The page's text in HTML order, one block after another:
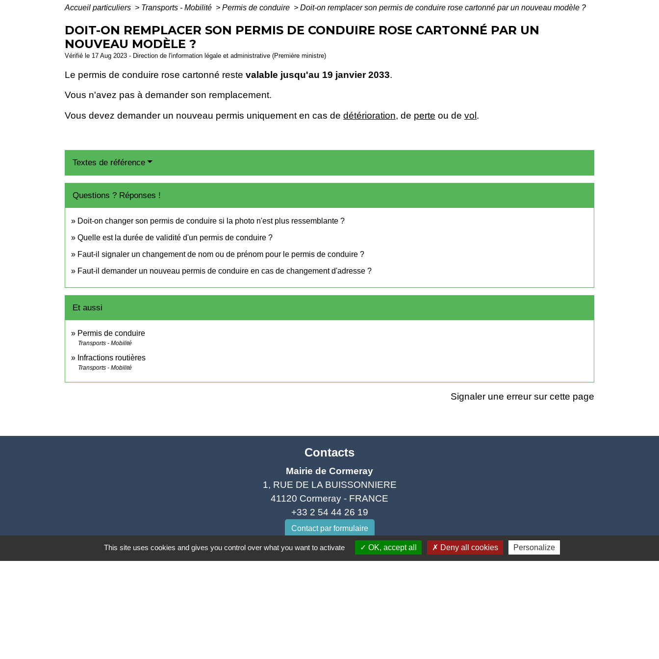
Accueil particuliers > Transports - Mobilité > Permis de conduire > Doit-on remplacer son permis de conduire rose cartonné par un nouveau modèle ?
DOIT-ON REMPLACER SON PERMIS DE CONDUIRE ROSE CARTONNÉ PAR UN
NOUVEAU MODÈLE ?
Vérifié le 17 Aug 2023 - Direction de l'information légale et administrative (Première ministre)
Le permis de conduire rose cartonné reste valable jusqu'au 19 janvier 2033.
Vous n'avez pas à demander son remplacement.
Vous devez demander un nouveau permis uniquement en cas de détérioration, de perte ou de vol .
Textes de référence
Questions ? Réponses !
Doit-on changer son permis de conduire si la photo n'est plus ressemblante ?
Quelle est la durée de validité d'un permis de conduire ?
Faut-il signaler un changement de nom ou de prénom pour le permis de conduire ?
Faut-il demander un nouveau permis de conduire en cas de changement d'adresse ?
Et aussi
Permis de conduire
Transports - Mobilité
Infractions routières
Transports - Mobilité
Signaler une erreur sur cette page
Contacts
Mairie de Cormeray
1, RUE DE LA BUISSONNIERE
41120 Cormeray - FRANCE
+33 2 54 44 26 19
Contact par formulaire
Ouverture de la Mairie au Public :
This site uses cookies and gives you control over what you want to activate OK, accept all Deny all cookies Personalize